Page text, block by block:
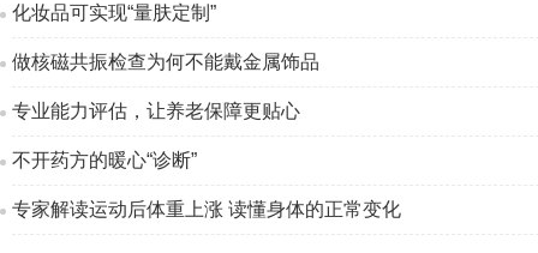
化妆品可实现“量肤定制”
做核磁共振检查为何不能戴金属饰品
专业能力评估，让养老保障更贴心
不开药方的暖心“诊断”
专家解读运动后体重上涨 读懂身体的正常变化